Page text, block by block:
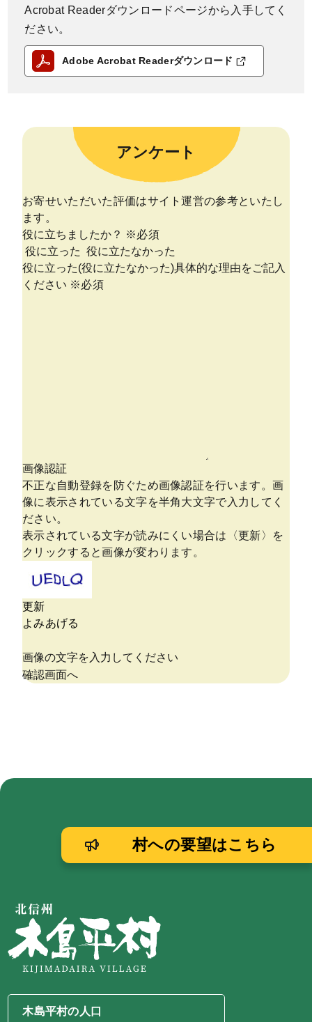
Acrobat Readerダウンロードページから入手してく
ださい。
Adobe Acrobat Readerダウンロード
アンケート
木島平村の人口
村への要望はこちら